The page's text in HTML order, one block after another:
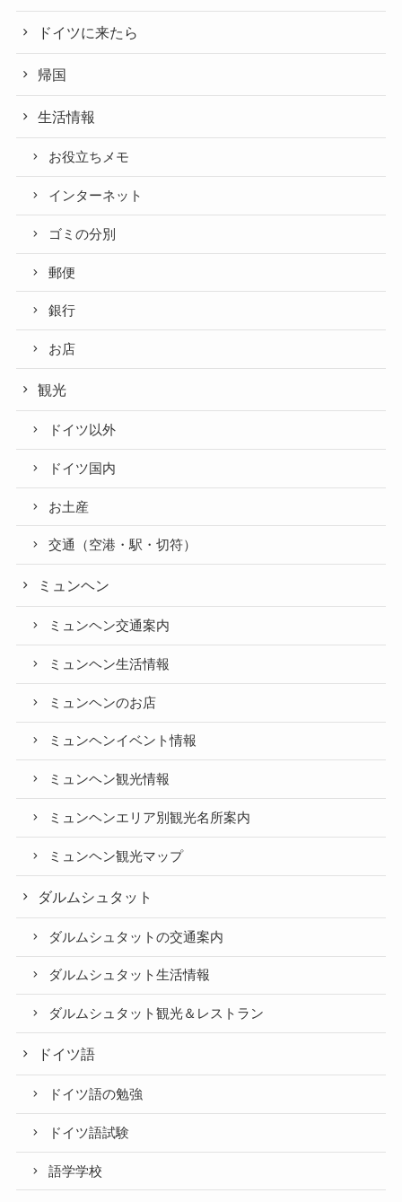
ドイツに来たら
帰国
生活情報
お役立ちメモ
インターネット
ゴミの分別
郵便
銀行
お店
観光
ドイツ以外
ドイツ国内
お土産
交通（空港・駅・切符）
ミュンヘン
ミュンヘン交通案内
ミュンヘン生活情報
ミュンヘンのお店
ミュンヘンイベント情報
ミュンヘン観光情報
ミュンヘンエリア別観光名所案内
ミュンヘン観光マップ
ダルムシュタット
ダルムシュタットの交通案内
ダルムシュタット生活情報
ダルムシュタット観光＆レストラン
ドイツ語
ドイツ語の勉強
ドイツ語試験
語学学校